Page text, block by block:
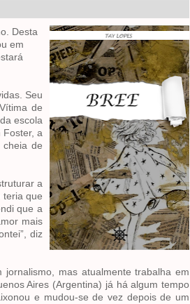
Desta
em
Seu
de
escola
Foster, a
de
a
teria que
que a
mais
diz
mas atualmente trabalha em
Aires (Argentina) já há algum tempo
e mudou-se de vez depois de um